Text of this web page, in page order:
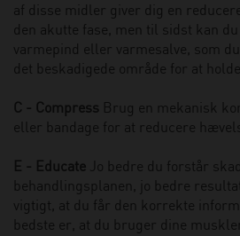
af disse midler giver dig en
den akutte fase, men til sidst kan
varmepind eller varmesalve, som
det beskadigede område for at
C - Compress Brug en mekanisk
eller bandage for at reducere
E - Educate Jo bedre du forstår
behandlingsplanen, jo bedre
vigtigt, at du får den korrekte
bedste er, at du bruger dine